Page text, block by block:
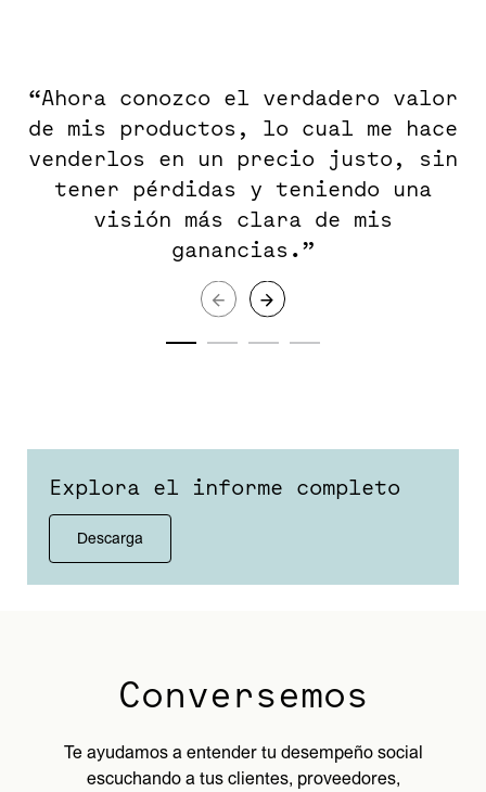
“Ahora conozco el verdadero valor
de mis productos, lo cual me hace
venderlos en un precio justo, sin
tener pérdidas y teniendo una
visión más clara de mis
ganancias.”
Explora el informe completo
Descarga
Conversemos
Te ayudamos a entender tu desempeño social
escuchando a tus clientes, proveedores,